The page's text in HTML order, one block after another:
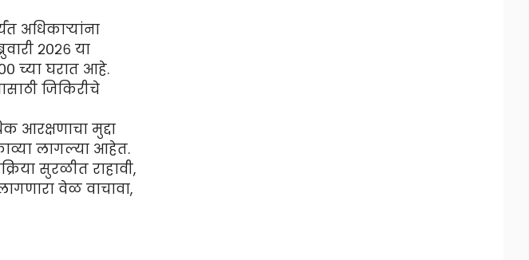
अधिकाऱ्यांना
२०२६ या
च्या घरात आहे.
जिकिरीचे
आरक्षणाचा मुद्दा
लागल्या आहेत.
सुरळीत राहावी,
वेळ वाचावा,